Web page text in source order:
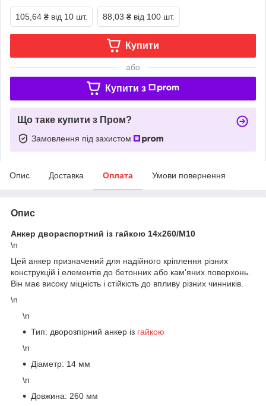
105,64 ₴ від 10 шт. 88,03 ₴ від 100 шт.
Купити
або
Купити з
Що таке купити з Пром?
Замовлення під захистом
Опис Доставка Оплата Умови повернення
Опис
Анкер двораспортний із гайкою 14х260/М10
\n
Цей анкер призначений для надійного кріплення різних
конструкцій і елементів до бетонних або кам'яних поверхонь.
Він має високу міцність і стійкість до впливу різних чинників.
\n
\n
Тип: дворозпірний анкер із гайкою
\n
Діаметр: 14 мм
\n
Довжина: 260 мм